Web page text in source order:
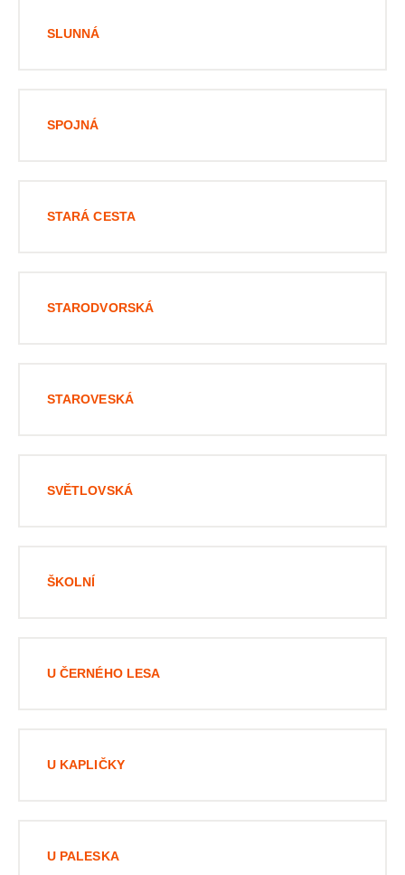
SLUNNÁ
SPOJNÁ
STARÁ CESTA
STARODVORSKÁ
STAROVESKÁ
SVĚTLOVSKÁ
ŠKOLNÍ
U ČERNÉHO LESA
U KAPLIČKY
U PALESKA